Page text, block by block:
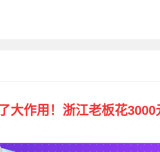
大作用！浙江老板花